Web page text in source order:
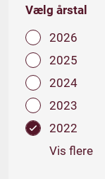
Vælg årstal
2026
2025
2024
2023
2022
Vis flere